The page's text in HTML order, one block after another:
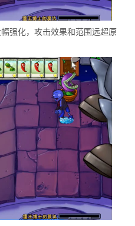
强化，攻击效果和范围远超原